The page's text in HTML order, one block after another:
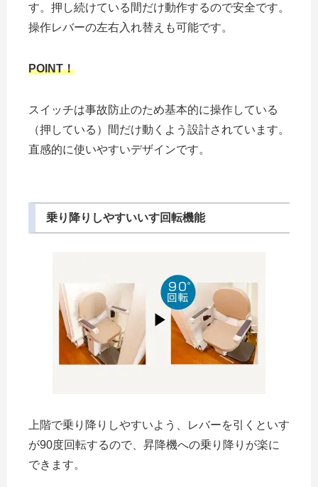
す。押し続けている間だけ動作するので安全です。
操作レバーの左右入れ替えも可能です。
POINT！
スイッチは事故防止のため基本的に操作している
（押している）間だけ動くよう設計されています。
直感的に使いやすいデザインです。
乗り降りしやすいいす回転機能
上階で乗り降りしやすいよう、レバーを引くといす
が90度回転するので、昇降機への乗り降りが楽に
できます。